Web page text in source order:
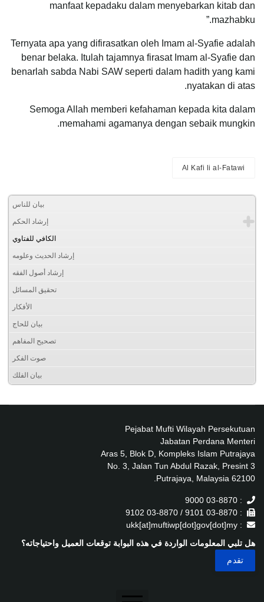
manfaat kepadaku dalam menyebarkan kitab dan
mazhabku.”
Ternyata apa yang difirasatkan oleh Imam al-Syafie adalah
benar belaka. Itulah tajamnya firasat Imam al-Syafie dan
benarlah sabda Nabi SAW seperti dalam hadith yang kami
nyatakan di atas.
Semoga Allah memberi kefahaman kepada kita dalam
memahami agamanya dengan sebaik mungkin.
Al Kafi li al-Fatawi
بيان للناس
إرشاد الحكم
الكافي للفتاوي
إرشاد الحديث وعلومه
إرشاد أصول الفقه
تحقيق المسائل
الأفكار
بيان للحاج
تصحيح المفاهم
صوت الفكر
بيان الفلك
Pejabat Mufti Wilayah Persekutuan
Jabatan Perdana Menteri
Aras 5, Blok D, Kompleks Islam Putrajaya
No. 3, Jalan Tun Abdul Razak, Presint 3
62100 Putrajaya, Malaysia.
: 03-8870 9000
: 03-8870 9101 / 03-8870 9102
: ukk[at]muftiwp[dot]gov[dot]my
هل تلبي المعلومات الواردة في هذه البوابة توقعات العميل واحتياجاته؟